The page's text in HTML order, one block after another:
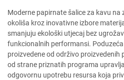
Moderne papirnate šalice za kavu na
okoliša kroz inovativne izbore
smanjuju ekološki utjecaj bez
funkcionalnih performansi.
proizvedene od održivo proizvedenih
od strane priznatih programa
odgovornu upotrebu resursa koja